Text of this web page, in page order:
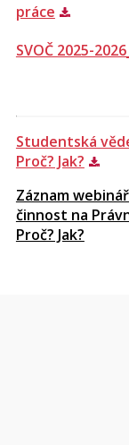
práce
SVOČ 2025-
Studentská
Proč? Jak?
Záznam
činnost na
Proč? Jak?